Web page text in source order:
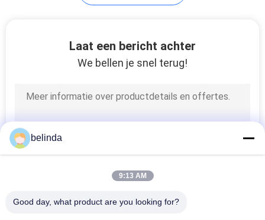
Schulpzaagsteel
Volframiencarbide-
hardfacing
Laat een bericht achter
We bellen je snel terug!
belinda
9:13 AM
Good day, what product are you looking for?